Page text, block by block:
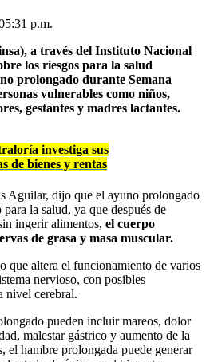
p.m.
a través del Instituto Nacional
los riesgos para la salud
prolongado durante Semana
vulnerables como niños,
gestantes y madres lactantes.
investiga sus
de bienes y rentas
Aguilar, dijo que el ayuno prolongado
la salud, ya que después de
ingerir alimentos, el cuerpo
de grasa y masa muscular.
que altera el funcionamiento de varios
nervioso, con posibles
nivel cerebral.
pueden incluir mareos, dolor
malestar gástrico y aumento de la
el hambre prolongada puede generar